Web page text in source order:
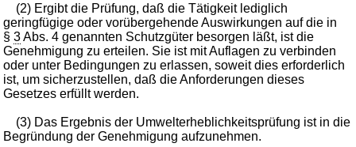
(2) Ergibt die Prüfung, daß die Tätigkeit lediglich
geringfügige oder vorübergehende Auswirkungen auf die in
§3Abs. 4 genannten Schutzgüter besorgen läßt, ist die
Genehmigung zu erteilen. Sie ist mit Auflagen zu verbinden
oder unter Bedingungen zu erlassen, soweit dies erforderlich
ist, um sicherzustellen, daß die Anforderungen dieses
Gesetzes erfüllt werden.
(3) Das Ergebnis der Umwelterheblichkeitsprüfung ist in die
Begründung der Genehmigung aufzunehmen.